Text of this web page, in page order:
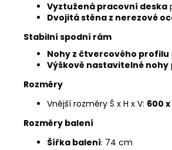
Vyztužená pracovní deska
Dvojitá stěna z nerezové
Stabilní spodní rám
Nohy z čtvercového profilu
Výškově nastavitelné nohy
Rozměry
Vnější rozměry Š x H x V: 600
Rozměry balení
Šířka balení: 74 cm